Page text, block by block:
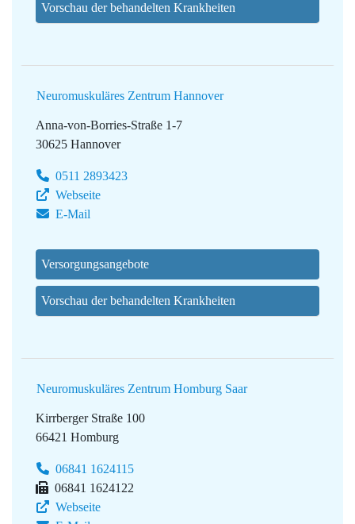
Vorschau der behandelten Krankheiten
Neuromuskuläres Zentrum Hannover
Anna-von-Borries-Straße 1-7
30625 Hannover
0511 2893423
Webseite
E-Mail
Versorgungsangebote
Vorschau der behandelten Krankheiten
Neuromuskuläres Zentrum Homburg Saar
Kirrberger Straße 100
66421 Homburg
06841 1624115
06841 1624122
Webseite